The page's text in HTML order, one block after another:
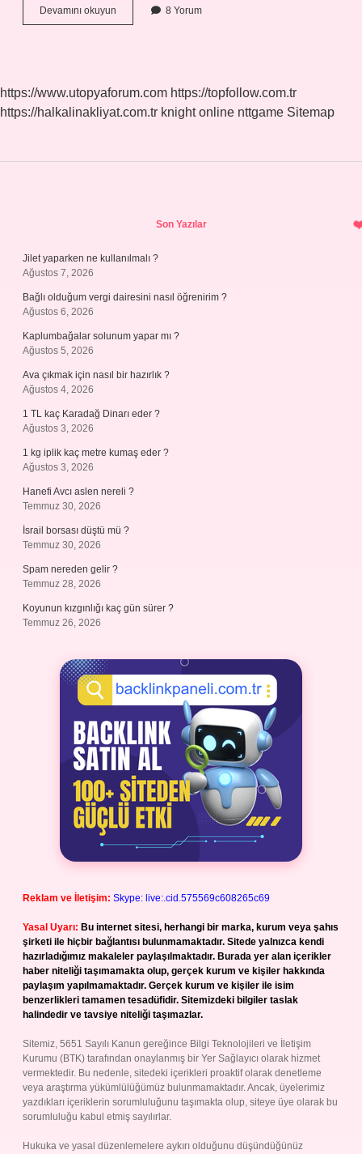
Devamını okuyun
Tane
8 Yorum
https://www.utopyaforum.com https://topfollow.com.tr
https://halkalinakliyat.com.tr knight online nttgame Sitemap
Son Yazılar
Jilet yaparken ne kullanılmalı ?
Ağustos 7, 2026
Bağlı olduğum vergi dairesini nasıl öğrenirim ?
Ağustos 6, 2026
Kaplumbağalar solunum yapar mı ?
Ağustos 5, 2026
Ava çıkmak için nasıl bir hazırlık ?
Ağustos 4, 2026
1 TL kaç Karadağ Dinarı eder ?
Ağustos 3, 2026
1 kg iplik kaç metre kumaş eder ?
Ağustos 3, 2026
Hanefi Avcı aslen nereli ?
Temmuz 30, 2026
İsrail borsası düştü mü ?
Temmuz 30, 2026
Spam nereden gelir ?
Temmuz 28, 2026
Koyunun kızgınlığı kaç gün sürer ?
Temmuz 26, 2026
Reklam ve İletişim: Skype: live:.cid.575569c608265c69
Yasal Uyarı: Bu internet sitesi, herhangi bir marka, kurum veya şahıs
şirketi ile hiçbir bağlantısı bulunmamaktadır. Sitede yalnızca kendi
hazırladığımız makaleler paylaşılmaktadır. Burada yer alan içerikler
haber niteliği taşımamakta olup, gerçek kurum ve kişiler hakkında
paylaşım yapılmamaktadır. Gerçek kurum ve kişiler ile isim
benzerlikleri tamamen tesadüfidir. Sitemizdeki bilgiler taslak
halindedir ve tavsiye niteliği taşımazlar.
Sitemiz, 5651 Sayılı Kanun gereğince Bilgi Teknolojileri ve İletişim
Kurumu (BTK) tarafından onaylanmış bir Yer Sağlayıcı olarak hizmet
vermektedir. Bu nedenle, sitedeki içerikleri proaktif olarak denetleme
veya araştırma yükümlülüğümüz bulunmamaktadır. Ancak, üyelerimiz
yazdıkları içeriklerin sorumluluğunu taşımakta olup, siteye üye olarak bu
sorumluluğu kabul etmiş sayılırlar.
Hukuka ve yasal düzenlemelere aykırı olduğunu düşündüğünüz